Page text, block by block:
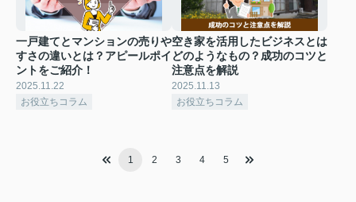
一戸建てとマンションの売りや
すさの違いとは？アピールポイ
ントをご紹介！
2025.11.22
お役立ちコラム
空き家を活用したビジネスとは
どのようなもの？成功のコツと
注意点を解説
2025.11.13
お役立ちコラム
1 2 3 4 5